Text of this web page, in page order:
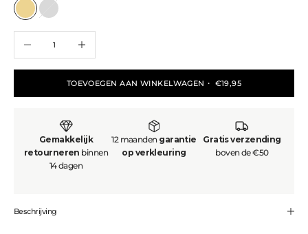
Goud Zilver
TOEVOEGEN AAN WINKELWAGEN ・ €19,95
Gemakkelijk
retourneren binnen
14 dagen
12 maanden garantie
op verkleuring
Gratis verzending
boven de €50
Beschrijving
Golden is all about affordable, high-